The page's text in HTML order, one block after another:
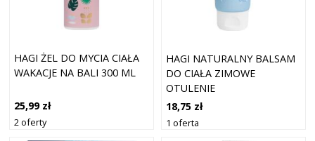
HAGI ŻEL DO MYCIA CIAŁA
WAKACJE NA BALI 300 ML
25,99 zł
2 oferty
HAGI NATURALNY BALSAM
DO CIAŁA ZIMOWE
OTULENIE
18,75 zł
1 oferta